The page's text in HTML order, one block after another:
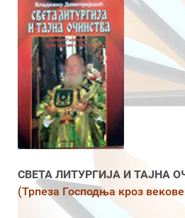
СВЕТА ЛИТУРГИЈА И ТАЈНА
(Трпеза Господња кроз